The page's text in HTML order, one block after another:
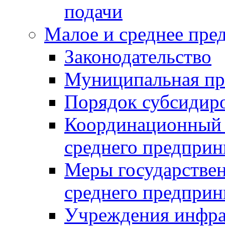
подачи
Малое и среднее
Законодательство
Муниципальная
Порядок
Координационный
среднего
Меры
среднего
Учреждения